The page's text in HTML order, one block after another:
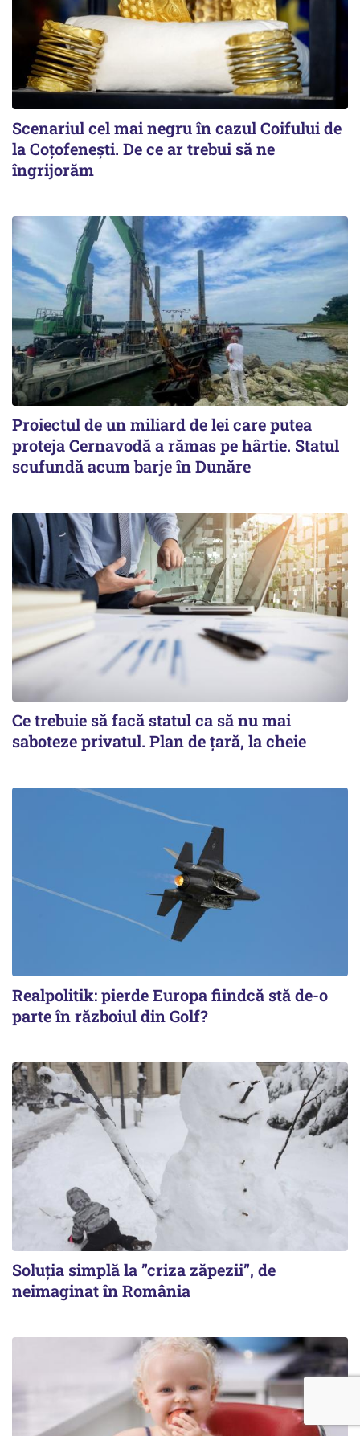
Scenariul cel mai negru în cazul Coifului de
la Coțofenești. De ce ar trebui să ne
îngrijorăm
Proiectul de un miliard de lei care putea
proteja Cernavodă a rămas pe hârtie. Statul
scufundă acum barje în Dunăre
Ce trebuie să facă statul ca să nu mai
saboteze privatul. Plan de țară, la cheie
Realpolitik: pierde Europa fiindcă stă de-o
parte în războiul din Golf?
Soluția simplă la ”criza zăpezii”, de
neimaginat în România